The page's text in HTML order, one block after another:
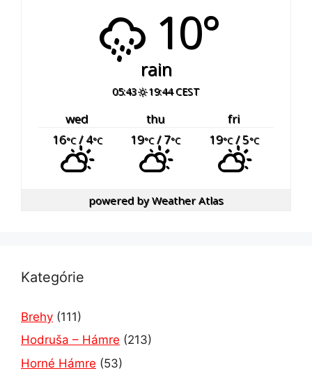
10°
rain
05:43 19:44 CEST
wed thu
fri
16°C/ 4°C 19°C/ 7°C 19°C/ 5°C
powered byWeather Atlas
Kategórie
Brehy (111)
Hodruša – Hámre (213)
Horné Hámre (53)